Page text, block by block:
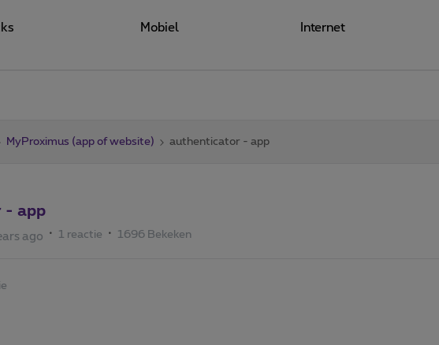
Mobiel Internet
MyProximus (app of website) authenticator - app
- app
ago 1 reactie 1696 Bekeken